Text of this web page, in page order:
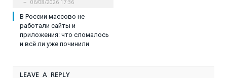
06/08/2026 17:36
В России массово не
работали сайты и
приложения: что сломалось
и всё ли уже починили
LEAVE A REPLY